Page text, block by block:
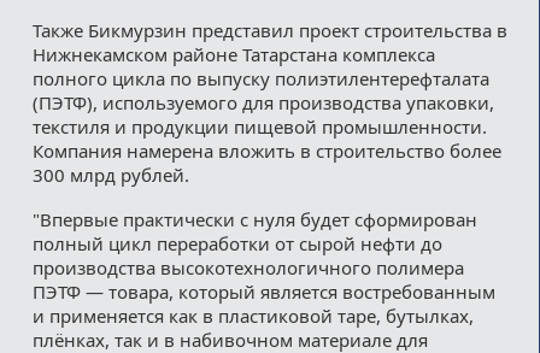
Также Бикмурзин представил проект строительства в
Нижнекамском районе Татарстана комплекса
полного цикла по выпуску полиэтилентерефталата
(ПЭТФ), используемого для производства упаковки,
текстиля и продукции пищевой промышленности.
Компания намерена вложить в строительство более
300 млрд рублей.
"Впервые практически с нуля будет сформирован
полный цикл переработки от сырой нефти до
производства высокотехнологичного полимера
ПЭТФ — товара, который является востребованным
и применяется как в пластиковой таре, бутылках,
плёнках, так и в набивочном материале для